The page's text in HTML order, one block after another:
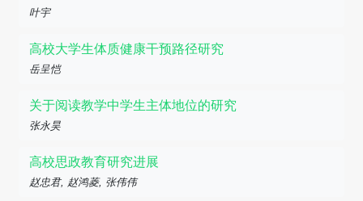
叶宇
高校大学生体质健康干预路径研究
岳呈恺
关于阅读教学中学生主体地位的研究
张永昊
高校思政教育研究进展
赵忠君, 赵鸿菱, 张伟伟